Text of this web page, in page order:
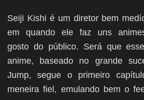
Seiji Kishi é um diretor bem
em quando ele faz uns
gosto do público. Será que
anime, baseado no grande
Jump, segue o primeiro
meneira fiel, emulando bem o